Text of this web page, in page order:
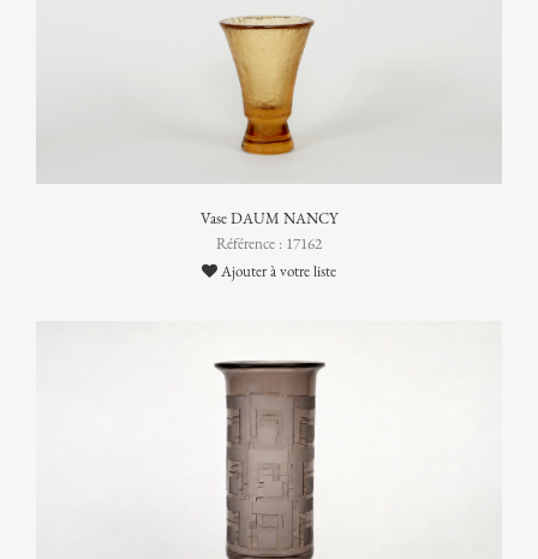
Vase DAUM NANCY
Référence : 17162
Ajouter à votre liste